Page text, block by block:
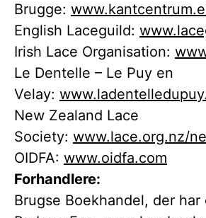
Brugge:
English Laceguild:
Irish Lace Organisation:
Le Dentelle – Le Puy en
Velay:
New Zealand Lace
Society: www.lace.org.nz/
OIDFA: www.oidfa.com
Forhandlere:
Brugse Boekhandel, der